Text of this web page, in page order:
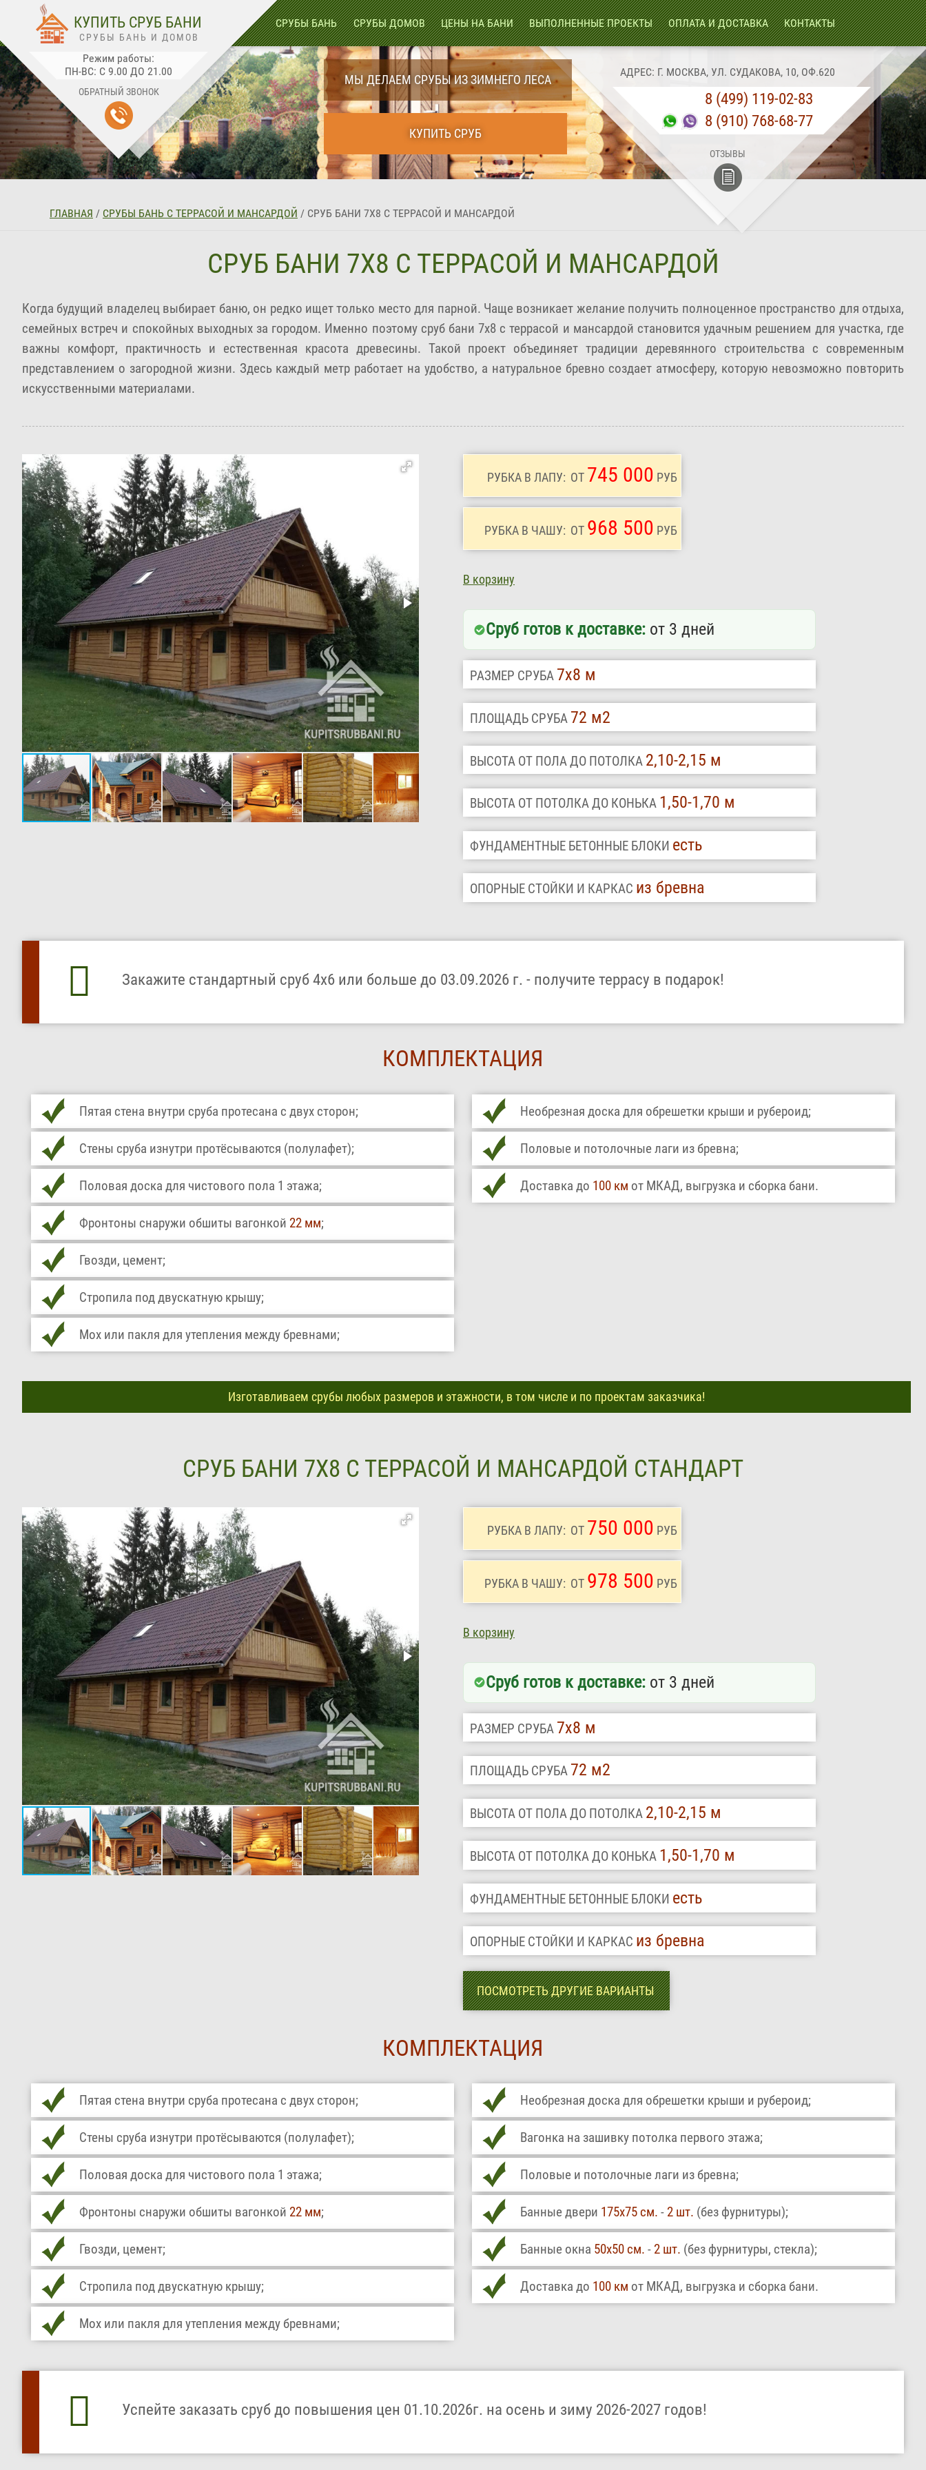
АДРЕС: Г. МОСКВА, УЛ. СУДАКОВА, 10, ОФ.620
8 (499) 119-02-83
8 (910) 768-68-77
ОТЗЫВЫ
СРУБЫ БАНЬ СРУБЫ ДОМОВ ЦЕНЫ НА БАНИ ВЫПОЛНЕННЫЕ ПРОЕКТЫ ОПЛАТА И ДОСТАВКА КОНТАКТЫ
КУПИТЬ СРУБ БАНИ
СРУБЫ БАНЬ И ДОМОВ
Режим работы:
ПН-ВС: С 9.00 ДО 21.00
ОБРАТНЫЙ ЗВОНОК
МЫ ДЕЛАЕМ СРУБЫ ИЗ ЗИМНЕГО ЛЕСА
КУПИТЬ СРУБ
ГЛАВНАЯ / СРУБЫ БАНЬ С ТЕРРАСОЙ И МАНСАРДОЙ / СРУБ БАНИ 7Х8 С ТЕРРАСОЙ И МАНСАРДОЙ
СРУБ БАНИ 7Х8 С ТЕРРАСОЙ И МАНСАРДОЙ
Когда будущий владелец выбирает баню, он редко ищет только место для парной. Чаще возникает желание получить полноценное пространство для отдыха,
семейных встреч и спокойных выходных за городом. Именно поэтому сруб бани 7х8 с террасой и мансардой становится удачным решением для участка, где
важны комфорт, практичность и естественная красота древесины. Такой проект объединяет традиции деревянного строительства с современным
представлением о загородной жизни. Здесь каждый метр работает на удобство, а натуральное бревно создает атмосферу, которую невозможно повторить
искусственными материалами.
РУБКА В ЛАПУ: ОТ 745 000 РУБ
РУБКА В ЧАШУ: ОТ 968 500 РУБ
В корзину
Сруб готов к доставке: от 3 дней
РАЗМЕР СРУБА 7х8 м
ПЛОЩАДЬ СРУБА 72 м2
ВЫСОТА ОТ ПОЛА ДО ПОТОЛКА 2,10-2,15 м
ВЫСОТА ОТ ПОТОЛКА ДО КОНЬКА 1,50-1,70 м
ФУНДАМЕНТНЫЕ БЕТОННЫЕ БЛОКИ есть
ОПОРНЫЕ СТОЙКИ И КАРКАС из бревна
Закажите стандартный сруб 4х6 или больше до 03.09.2026 г. - получите террасу в подарок!
КОМПЛЕКТАЦИЯ
Пятая стена внутри сруба протесана с двух сторон;
Стены сруба изнутри протёсываются (полулафет);
Половая доска для чистового пола 1 этажа;
Фронтоны снаружи обшиты вагонкой 22 мм;
Гвозди, цемент;
Стропила под двускатную крышу;
Мох или пакля для утепления между бревнами;
Необрезная доска для обрешетки крыши и рубероид;
Половые и потолочные лаги из бревна;
Доставка до 100 км от МКАД, выгрузка и сборка бани.
Изготавливаем срубы любых размеров и этажности, в том числе и по проектам заказчика!
СРУБ БАНИ 7Х8 С ТЕРРАСОЙ И МАНСАРДОЙ СТАНДАРТ
РУБКА В ЛАПУ: ОТ 750 000 РУБ
РУБКА В ЧАШУ: ОТ 978 500 РУБ
В корзину
Сруб готов к доставке: от 3 дней
РАЗМЕР СРУБА 7х8 м
ПЛОЩАДЬ СРУБА 72 м2
ВЫСОТА ОТ ПОЛА ДО ПОТОЛКА 2,10-2,15 м
ВЫСОТА ОТ ПОТОЛКА ДО КОНЬКА 1,50-1,70 м
ФУНДАМЕНТНЫЕ БЕТОННЫЕ БЛОКИ есть
ОПОРНЫЕ СТОЙКИ И КАРКАС из бревна
ПОСМОТРЕТЬ ДРУГИЕ ВАРИАНТЫ
КОМПЛЕКТАЦИЯ
Пятая стена внутри сруба протесана с двух сторон;
Стены сруба изнутри протёсываются (полулафет);
Половая доска для чистового пола 1 этажа;
Фронтоны снаружи обшиты вагонкой 22 мм;
Гвозди, цемент;
Стропила под двускатную крышу;
Мох или пакля для утепления между бревнами;
Необрезная доска для обрешетки крыши и рубероид;
Вагонка на зашивку потолка первого этажа;
Половые и потолочные лаги из бревна;
Банные двери 175х75 см. - 2 шт. (без фурнитуры);
Банные окна 50х50 см. - 2 шт. (без фурнитуры, стекла);
Доставка до 100 км от МКАД, выгрузка и сборка бани.
Успейте заказать сруб до повышения цен 01.10.2026г. на осень и зиму 2026-2027 годов!